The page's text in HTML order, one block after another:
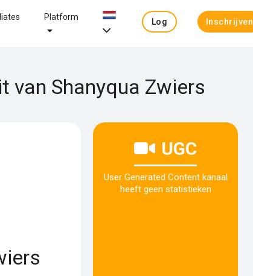
Platform
Log
Inschrijven
van Shanyqua Zwiers
UGC
User Generated Content kanaal
heeft geen statistieken